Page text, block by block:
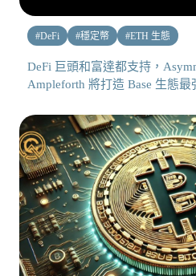
#DeFi #穩定幣 #ETH 生態
DeFi 巨頭和富達都支持，
Ampleforth 將打造 Base 生態